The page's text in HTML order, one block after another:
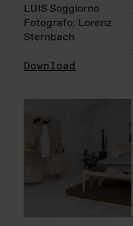
LUIS Soggiorno
Fotografo: Lorenz
Sternbach
Download